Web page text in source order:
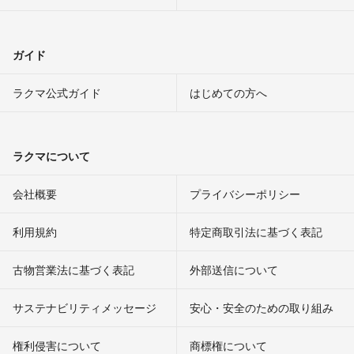
ガイド
ラクマ公式ガイド はじめての方へ
ラクマについて
会社概要 プライバシーポリシー
利用規約 特定商取引法に基づく表記
古物営業法に基づく表記 外部送信について
サステナビリティメッセージ 安心・安全のための取り組み
権利侵害について
商標権について